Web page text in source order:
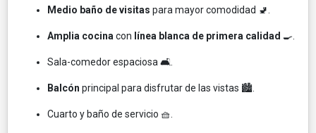
Medio baño de visitas para mayor comodidad 🚽.
Amplia cocina con línea blanca de primera calidad 🍳.
Sala-comedor espaciosa 🛋️.
Balcón principal para disfrutar de las vistas 🏙️.
Cuarto y baño de servicio 🧺.